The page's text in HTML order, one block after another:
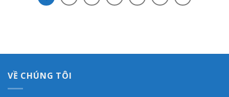
VỀ CHÚNG TÔI